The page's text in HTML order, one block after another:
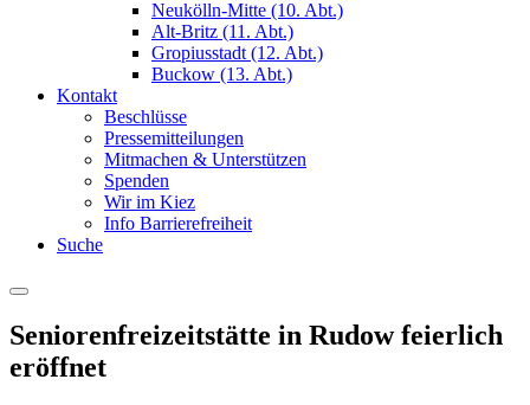
Neukölln-Mitte (10. Abt.)
Alt-Britz (11. Abt.)
Gropiusstadt (12. Abt.)
Buckow (13. Abt.)
Kontakt
Beschlüsse
Pressemitteilungen
Mitmachen & Unterstützen
Spenden
Wir im Kiez
Info Barrierefreiheit
Suche
Menu
Seniorenfreizeitstätte in Rudow feierlich
eröffnet